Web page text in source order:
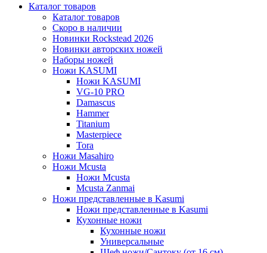
Каталог товаров
Каталог товаров
Скоро в наличии
Новинки Rockstead 2026
Новинки авторских ножей
Наборы ножей
Ножи KASUMI
Ножи KASUMI
VG-10 PRO
Damascus
Hammer
Titanium
Masterpiece
Tora
Ножи Masahiro
Ножи Mcusta
Ножи Mcusta
Mcusta Zanmai
Ножи представленные в Kasumi
Ножи представленные в Kasumi
Кухонные ножи
Кухонные ножи
Универсальные